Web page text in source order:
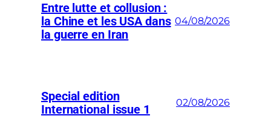
n
a
l
Entre lutte et collusion :
la Chine et les USA dans
la guerre en Iran
04/08/2026
Special edition
International issue 1
02/08/2026